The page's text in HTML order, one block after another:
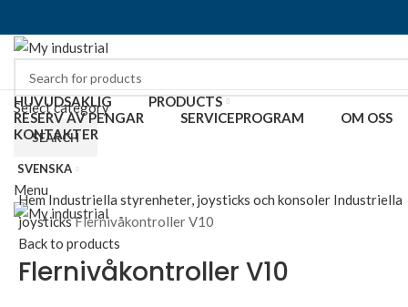
Select category
SEARCH
SVENSKA
Menu
HUVUDSAKLIG
PRODUCTS
RESERV AV PENGAR
SERVICEPROGRAM
OM OSS
KONTAKTER
Click to enlarge
HemIndustriella styrenheter, joysticks och konsoler Industriella
joysticksFlernivåkontroller V10
Back to products
Flernivåkontroller V10